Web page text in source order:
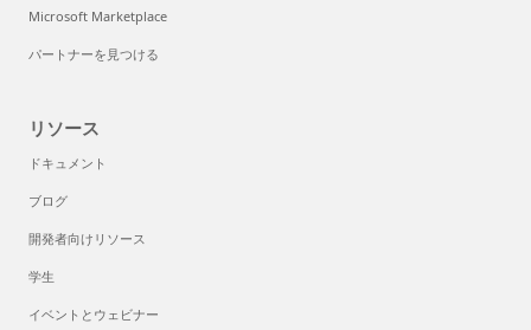
Microsoft Marketplace
パートナーを見つける
リソース
ドキュメント
ブログ
開発者向けリソース
学生
イベントとウェビナー